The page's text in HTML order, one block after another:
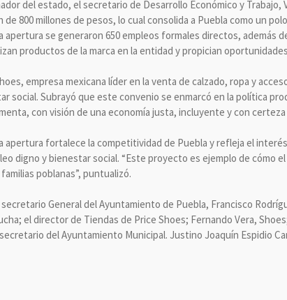
del estado, el secretario de Desarrollo Económico y
800 millones de pesos, lo cual consolida a Puebla como un
se generaron 650 empleos formales directos, además
productos de la marca en la entidad y propician
empresa mexicana líder en la venta de calzado, ropa y
social. Subrayó que este convenio se enmarcó en la política
con visión de una economía justa, incluyente y con
fortalece la competitividad de Puebla y refleja el
digno y bienestar social. “Este proyecto es ejemplo de cómo
poblanas”, puntualizó.
General del Ayuntamiento de Puebla, Francisco
el director de Tiendas de Price Shoes; Fernando Vera,
del Ayuntamiento Municipal. Justino Joaquín Espidio